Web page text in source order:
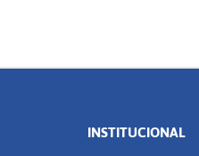
INSTITUCIONAL